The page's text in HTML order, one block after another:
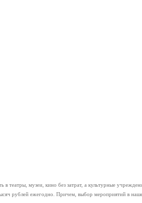
театры, музеи, кино без затрат, а культурные
рублей ежегодно. Причем, выбор мероприятий в